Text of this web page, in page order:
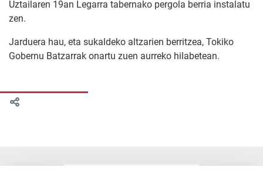
Uztailaren 19an Legarra tabernako pergola berria instalatu
zen.
Jarduera hau, eta sukaldeko altzarien berritzea, Tokiko
Gobernu Batzarrak onartu zuen aurreko hilabetean.